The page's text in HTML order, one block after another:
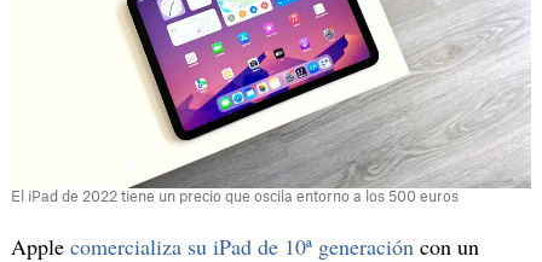
El iPad de 2022 tiene un precio que oscila entorno a los 500 euros
Apple comercializa su iPad de 10ª generación con un